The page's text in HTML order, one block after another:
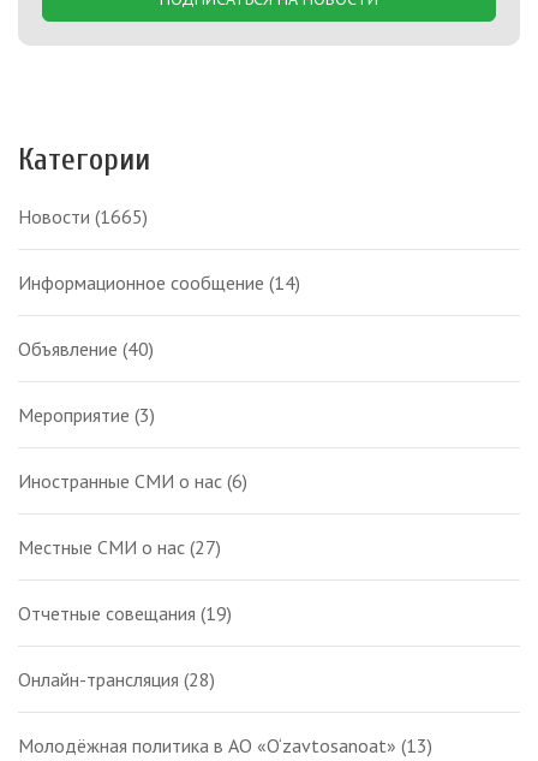
Категории
Новости (1665)
Информационное сообщение (14)
Объявление (40)
Мероприятие (3)
Иностранные СМИ о нас (6)
Местные СМИ о нас (27)
Отчетные совещания (19)
Онлайн-трансляция (28)
Молодёжная политика в АО «O‘zavtosanoat» (13)